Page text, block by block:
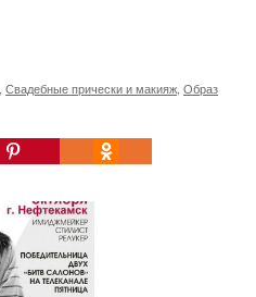
Свадебные прически и макияж Образ